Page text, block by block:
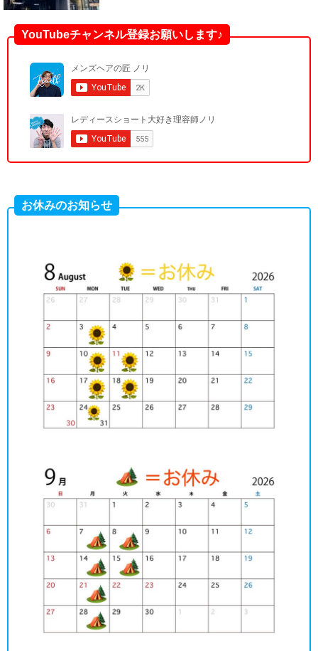
YouTubeチャンネル登録お願いします♪
お休みのお知らせ